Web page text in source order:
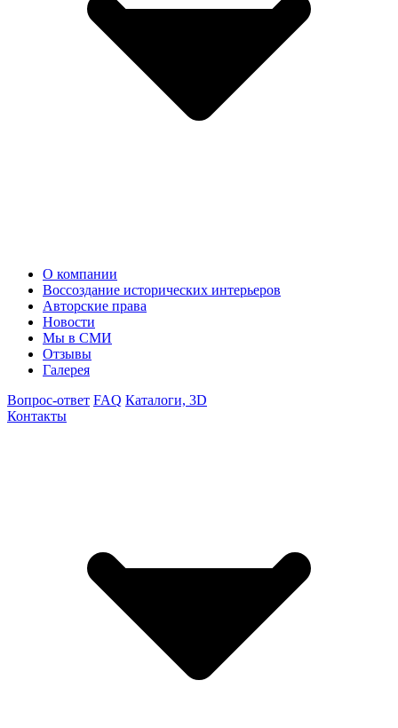
О компании
Воссоздание исторических интерьеров
Авторские права
Новости
Мы в СМИ
Отзывы
Галерея
Вопрос-ответ FAQ Каталоги, 3D
Контакты